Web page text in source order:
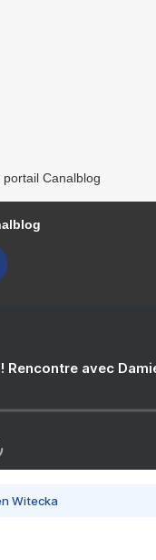
Canalblog
Rencontre avec
Witecka